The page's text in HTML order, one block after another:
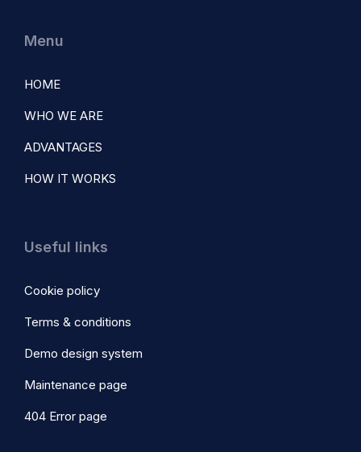
Menu
HOME
WHO WE ARE
ADVANTAGES
HOW IT WORKS
Useful links
Cookie policy
Terms & conditions
Demo design system
Maintenance page
404 Error page